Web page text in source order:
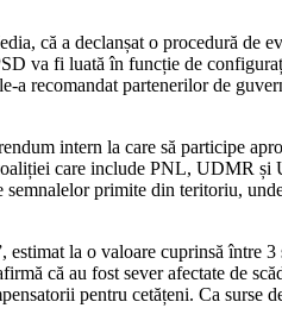
că a declanșat o procedură de
va fi luată în funcție de
recomandat partenerilor de
intern la care să participe
care include PNL, UDMR și
primite din teritoriu,
la o valoare cuprinsă între
că au fost sever afectate de
pentru cetățeni. Ca